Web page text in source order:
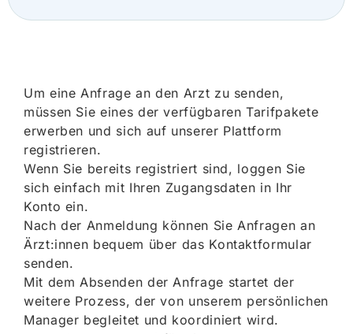
Um eine Anfrage an den Arzt zu senden,
müssen Sie eines der verfügbaren Tarifpakete
erwerben und sich auf unserer Plattform
registrieren.
Wenn Sie bereits registriert sind, loggen Sie
sich einfach mit Ihren Zugangsdaten in Ihr
Konto ein.
Nach der Anmeldung können Sie Anfragen an
Ärzt:innen bequem über das Kontaktformular
senden.
Mit dem Absenden der Anfrage startet der
weitere Prozess, der von unserem persönlichen
Manager begleitet und koordiniert wird.